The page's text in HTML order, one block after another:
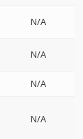
N/A
N/A
N/A
N/A